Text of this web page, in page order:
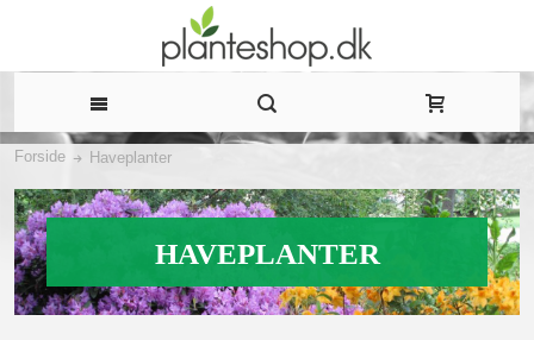
Forside Haveplanter
HAVEPLANTER